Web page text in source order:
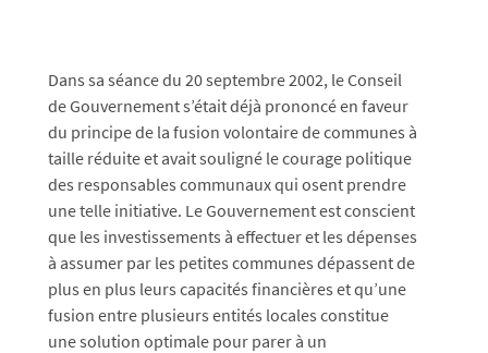
Dans sa séance du 20 septembre 2002, le Conseil
de Gouvernement s’était déjà prononcé en faveur
du principe de la fusion volontaire de communes à
taille réduite et avait souligné le courage politique
des responsables communaux qui osent prendre
une telle initiative. Le Gouvernement est conscient
que les investissements à effectuer et les dépenses
à assumer par les petites communes dépassent de
plus en plus leurs capacités financières et qu’une
fusion entre plusieurs entités locales constitue
une solution optimale pour parer à un